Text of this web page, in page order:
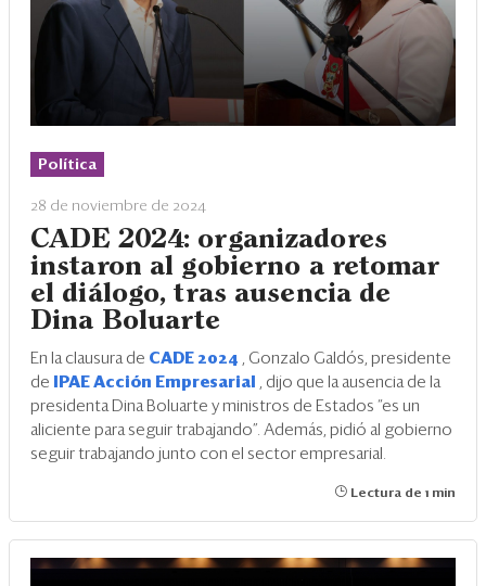
Política
28 de noviembre de 2024
CADE 2024: organizadores
instaron al gobierno a retomar
el diálogo, tras ausencia de
Dina Boluarte
En la clausura de CADE 2024 , Gonzalo Galdós, presidente
de
IPAE Acción Empresarial , dijo que la ausencia de la
presidenta Dina Boluarte y ministros de Estados “es un
aliciente para seguir trabajando”. Además, pidió al gobierno
seguir trabajando junto con el sector empresarial.
Lectura de 1 min